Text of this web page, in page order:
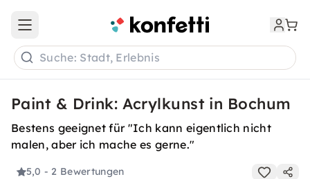
Open main menu
Suche: Stadt, Erlebnis
Paint & Drink: Acrylkunst in Bochum
Bestens geeignet für "Ich kann eigentlich nicht
malen, aber ich mache es gerne."
5,0 - 2 Bewertungen